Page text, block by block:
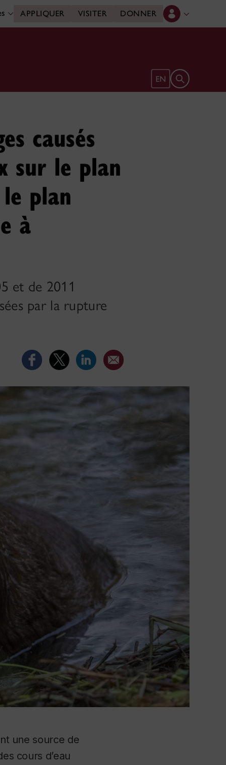
APPLIQUER VISITER DONNER
EN Ouvrir le
causés
sur le plan
plan
à
et de 2011
par la rupture
une source de
cours d’eau